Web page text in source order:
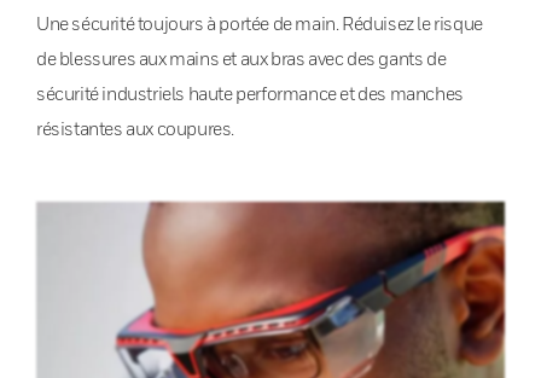
Une sécurité toujours à portée de main. Réduisez le risque
de blessures aux mains et aux bras avec des gants de
sécurité industriels haute performance et des manches
résistantes aux coupures.